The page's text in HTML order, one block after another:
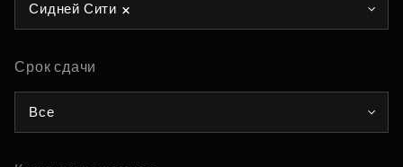
Сидней Сити
Срок сдачи
Все